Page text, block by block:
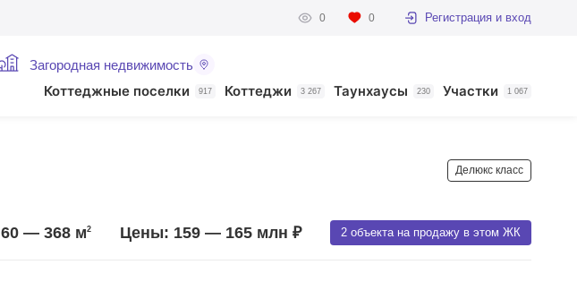
0 0 Регистрация и вход
Загородная недвижимость
Коттеджные поселки 917 Коттеджи 3 267 Таунхаусы 230 Участки 1 067
Делюкс класс
2 объекта на продажу в этом ЖК
Цены: 159 — 165 млн ₽
60 — 368 м2